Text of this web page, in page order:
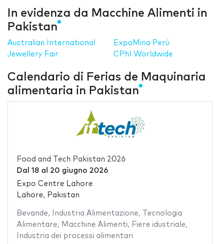
In evidenza da Macchine Alimenti in
Pakistan
Australian International
Jewellery Fair
ExpoMina Perú
CPhI Worldwide
Calendario di Ferias de Maquinaria
alimentaria in Pakistan
Food and Tech Pakistan 2026
Dal 18 al 20 giugno 2026
Expo Centre Lahore
Lahore, Pakistan
Bevande, Industria Alimentazione,
Tecnologia
Alimentare, Macchine Alimenti, Fiere idustriale,
Industria dei processi alimentari